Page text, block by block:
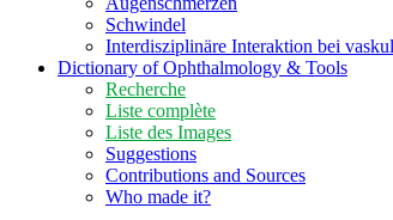
Schwindel
Interdisziplinäre Interaktion bei
Dictionary of Ophthalmology & Tools
Recherche
Liste complète
Liste des Images
Suggestions
Contributions and Sources
Who made it?